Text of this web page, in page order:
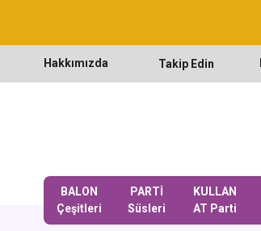
Hakkımızda Takip Edin
BALON
Çeşitleri
PARTİ
Süsleri
KULLAN
AT Parti